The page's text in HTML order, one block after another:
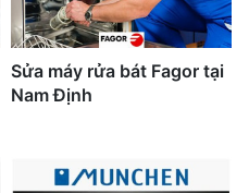
Sửa máy rửa bát Fagor tại
Nam Định